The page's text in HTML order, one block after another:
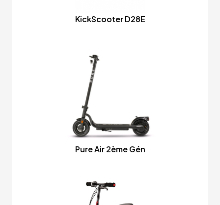
KickScooter D28E
Pure Air 2ème Gén